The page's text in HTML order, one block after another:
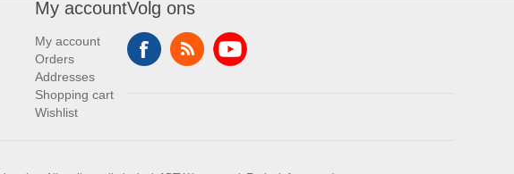
My account
My account
Orders
Addresses
Shopping cart
Wishlist
Volg ons